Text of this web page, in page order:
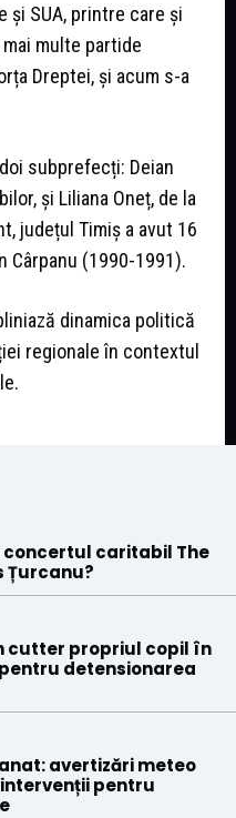
și SUA, printre care și
multe partide
Dreptei, și acum s-a
subprefecți: Deian
și Liliana Oneț, de la
județul Timiș a avut 16
Cârpanu (1990-1991).
dinamica politică
regionale în contextul
caritabil The
Țurcanu?
cutter propriul copil în
detensionarea
avertizări meteo
intervenții pentru